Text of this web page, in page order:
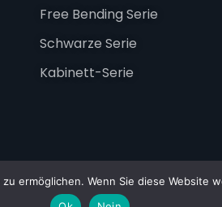
Free Bending Serie
Schwarze Serie
Kabinett-Serie
Alle Rechte vorbehalten.
ermöglichen. Wenn Sie diese